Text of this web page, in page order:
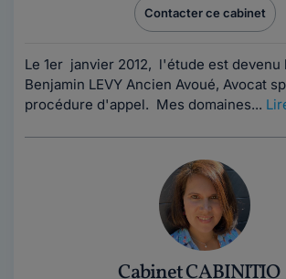
Contacter ce cabinet
Le 1er janvier 2012, l'étude est devenu
Benjamin LEVY Ancien Avoué, Avocat
procédure d'appel. Mes domaines...
Cabinet CABINITIO